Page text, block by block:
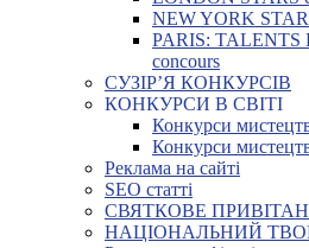
NEW YORK
PARIS: TALENTS
concours
СУЗІР’Я КОНКУРСІВ
КОНКУРСИ В СВІТІ
Конкурси
Конкурси
Реклама на сайті
SEO статті
СВЯТКОВЕ
НАЦІОНАЛЬНИЙ